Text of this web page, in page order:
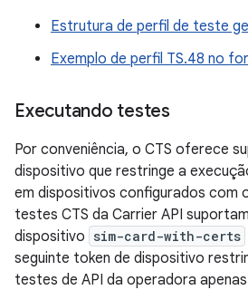
Estrutura de perfil de teste
Exemplo de perfil TS.48 no
Executando testes
Por conveniência, o CTS oferece
dispositivo que restringe a
em dispositivos configurados com
testes CTS da Carrier API
dispositivo sim-card-with-certs
seguinte token de dispositivo
testes de API da operadora